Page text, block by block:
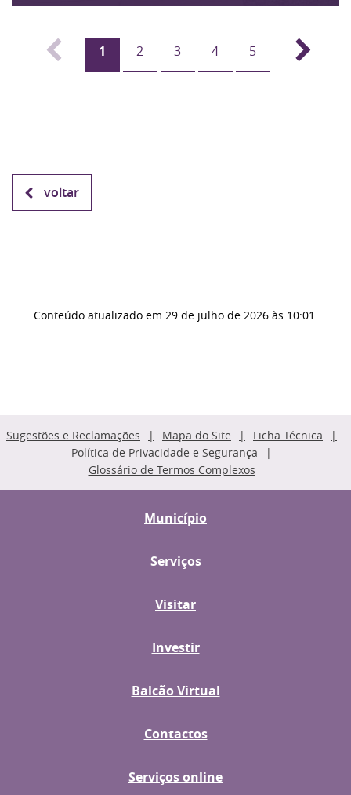
1 2 3 4 5
voltar
Conteúdo atualizado em 29 de julho de 2026 às 10:01
Sugestões e Reclamações Mapa do Site
Ficha Técnica
Política de Privacidade e Segurança
Glossário de Termos Complexos
Município
Serviços
Visitar
Investir
Balcão Virtual
Contactos
Serviços online